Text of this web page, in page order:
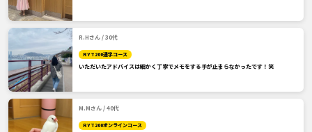
R.Hさん / 30代
RYT200通学コース
いただいたアドバイスは細かく丁寧でメモをする手が止まらなかったです！笑
M.Mさん / 40代
RYT200オンラインコース